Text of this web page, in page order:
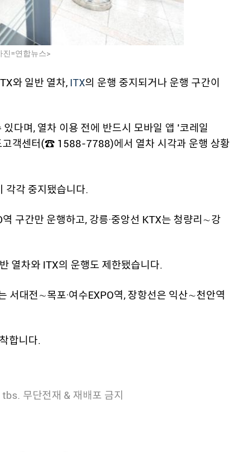
진=연합뉴스>
와 일반 열차, ITX의 운행 중지되거나 운행 구간이
다며, 열차 이용 전에 반드시 모바일 앱 '코레일
고객센터(☎ 1588-7788)에서 열차 시각과 운행 상황
각각 중지됐습니다.
구간만 운행하고, 강릉·중앙선 KTX는 청량리∼강
열차와 ITX의 운행도 제한됐습니다.
서대전∼목포·여수EXPO역, 장항선은 익산∼천안역
합니다.
무단전재 & 재배포 금지